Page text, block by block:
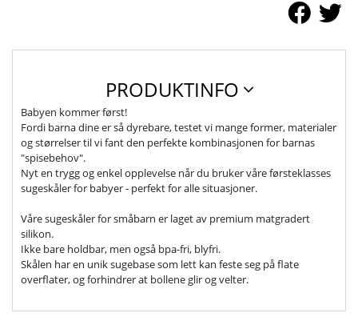
PRODUKTINFO
Babyen kommer først!
Fordi barna dine er så dyrebare, testet vi mange former, materialer
og størrelser til vi fant den perfekte kombinasjonen for barnas
"spisebehov".
Nyt en trygg og enkel opplevelse når du bruker våre førsteklasses
sugeskåler for babyer - perfekt for alle situasjoner.
Våre sugeskåler for småbarn er laget av premium matgradert
silikon.
Ikke bare holdbar, men også bpa-fri, blyfri.
Skålen har en unik sugebase som lett kan feste seg på flate
overflater, og forhindrer at bollene glir og velter.